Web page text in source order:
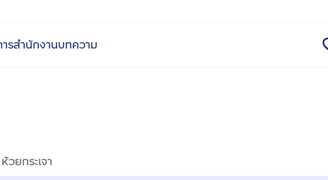
รสำนักงานบทความ
ห้วยกระเจา